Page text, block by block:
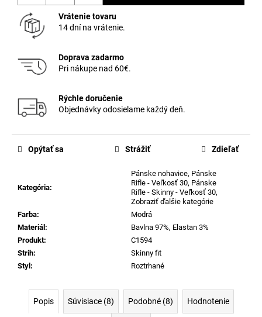
Vrátenie tovaru
14 dní na vrátenie.
Doprava zadarmo
Pri nákupe nad 60€.
Rýchle doručenie
Objednávky odosielame každý deň.
Kategória:
Pánske nohavice, Pánske
Rifle - Veľkosť 30, Pánske
Rifle - Skinny - Veľkosť 30,
Zobraziť ďalšie kategórie
Farba:
Modrá
Materiál :
Bavlna 97%, Elastan 3%
Produkt:
C1594
Strih:
Skinny fit
Styl : Roztrhané
Opýtať sa Strážiť Zdieľať
Popis Súvisiace (8) Podobné (8) Hodnotenie